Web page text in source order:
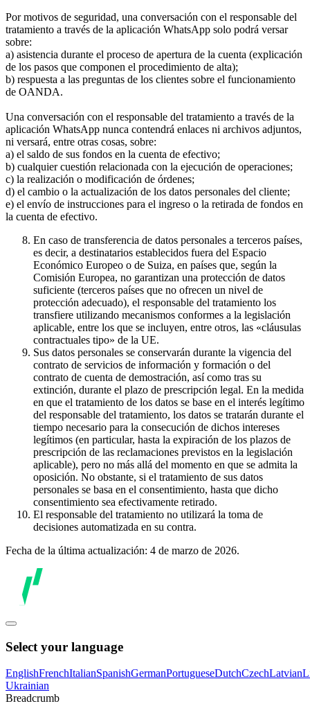
Por motivos de seguridad, una conversación con el responsable del
tratamiento a través de la aplicación WhatsApp solo podrá versar
sobre:
a) asistencia durante el proceso de apertura de la cuenta (explicación
de los pasos que componen el procedimiento de alta);
b) respuesta a las preguntas de los clientes sobre el funcionamiento
de OANDA.
Una conversación con el responsable del tratamiento a través de la
aplicación WhatsApp nunca contendrá enlaces ni archivos adjuntos,
ni versará, entre otras cosas, sobre:
a) el saldo de sus fondos en la cuenta de efectivo;
b) cualquier cuestión relacionada con la ejecución de operaciones;
c) la realización o modificación de órdenes;
d) el cambio o la actualización de los datos personales del cliente;
e) el envío de instrucciones para el ingreso o la retirada de fondos en
la cuenta de efectivo.
En caso de transferencia de datos personales a terceros países,
es decir, a destinatarios establecidos fuera del Espacio
Económico Europeo o de Suiza, en países que, según la
Comisión Europea, no garantizan una protección de datos
suficiente (terceros países que no ofrecen un nivel de
protección adecuado), el responsable del tratamiento los
transfiere utilizando mecanismos conformes a la legislación
aplicable, entre los que se incluyen, entre otros, las «cláusulas
contractuales tipo» de la UE.
Sus datos personales se conservarán durante la vigencia del
contrato de servicios de información y formación o del
contrato de cuenta de demostración, así como tras su
extinción, durante el plazo de prescripción legal. En la medida
en que el tratamiento de los datos se base en el interés legítimo
del responsable del tratamiento, los datos se tratarán durante el
tiempo necesario para la consecución de dichos intereses
legítimos (en particular, hasta la expiración de los plazos de
prescripción de las reclamaciones previstos en la legislación
aplicable), pero no más allá del momento en que se admita la
oposición. No obstante, si el tratamiento de sus datos
personales se basa en el consentimiento, hasta que dicho
consentimiento sea efectivamente retirado.
El responsable del tratamiento no utilizará la toma de
decisiones automatizada en su contra.
Fecha de la última actualización: 4 de marzo de 2026.
Select your language
EnglishFrenchItalianSpanishGermanPortugueseDutchCzechLatvian
Ukrainian
Breadcrumb